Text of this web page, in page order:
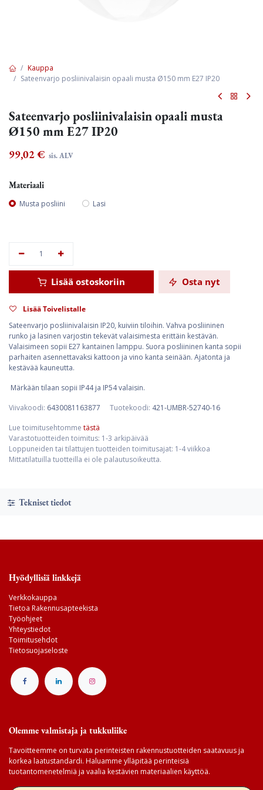
Kauppa
Sateenvarjo posliinivalaisin opaali musta Ø150 mm E27 IP20
Sateenvarjo posliinivalaisin opaali musta
Ø150 mm E27 IP20
99,02€ sis. ALV
Materiaali
Musta posliini Lasi
Lisää ostoskoriin Osta nyt
Lisää Toivelistalle
Sateenvarjo posliinivalaisin IP20, kuiviin tiloihin. Vahva posliininen
runko ja lasinen varjostin tekevät valaisimesta erittäin kestävän.
Valaisimeen sopii E27 kantainen lamppu. Suora posliininen kanta sopii
parhaiten asennettavaksi kattoon ja vino kanta seinään. Ajatonta ja
kestävää kauneutta.
Märkään tilaan sopii IP44 ja IP54 valaisin.
Viivakoodi: 6430081163877 Tuotekoodi: 421-UMBR-52740-16
Lue toimitusehtomme tästä
Varastotuotteiden toimitus: 1-3 arkipäivää
Loppuneiden tai tilattujen tuotteiden toimitusajat: 1-4 viikkoa
Mittatilatuilla tuotteilla ei ole palautusoikeutta.
Tekniset tiedot
Hyödyllisiä linkkejä
Verkkokauppa
Tietoa Rakennusapteekista
Työohjeet
Yhteystiedot
Toimitusehdot
Tietosuojaseloste
Olemme valmistaja ja tukkuliike
Tavoitteemme on turvata perinteisten rakennustuotteiden saatavuus ja
korkea laatustandardi. Haluamme ylläpitää perinteisiä
tuotantomenetelmiä ja vaalia kestävien materiaalien käyttöä.